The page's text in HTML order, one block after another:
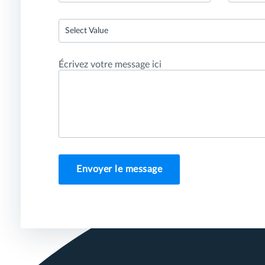
Select Value
Écrivez votre message ici
Envoyer le message